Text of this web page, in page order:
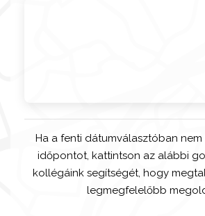
Ha a fenti dátumválasztóban
időpontot, kattintson az alábbi
kollégáink segítségét, hogy
legmegfelelőbb